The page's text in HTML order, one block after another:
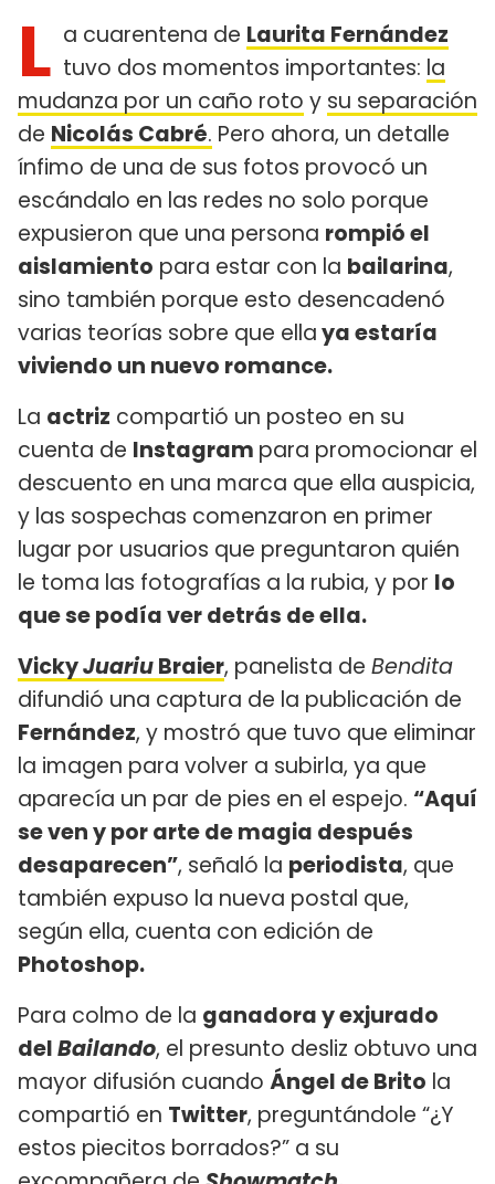
L a cuarentena de Laurita Fernández
tuvo dos momentos importantes: la
mudanza por un caño roto y su separación
de Nicolás Cabré. Pero ahora, un detalle
ínfimo de una de sus fotos provocó un
escándalo en las redes no solo porque
expusieron que una persona rompió el
aislamiento para estar con la bailarina,
sino también porque esto desencadenó
varias teorías sobre que ellaya estaría
viviendo un nuevo romance.
La actriz compartió un posteo en su
cuenta de Instagram para promocionar el
descuento en una marca que ella auspicia,
y las sospechas comenzaron en primer
lugar por usuarios que preguntaron quién
le toma las fotografías a la rubia, y por lo
que se podía ver detrás de ella.
VickyJuariuBraier, panelista de Bendita
difundió una captura de la publicación de
Fernández, y mostró que tuvo que eliminar
la imagen para volver a subirla, ya que
aparecía un par de pies en el espejo. “Aquí
se ven y por arte de magia después
desaparecen”, señaló la periodista, que
también expuso la nueva postal que,
según ella, cuenta con edición de
Photoshop.
Para colmo de la ganadora y exjurado
delBailando, el presunto desliz obtuvo una
mayor difusión cuando Ángel de Brito la
compartió en Twitter, preguntándole “¿Y
estos piecitos borrados?” a su